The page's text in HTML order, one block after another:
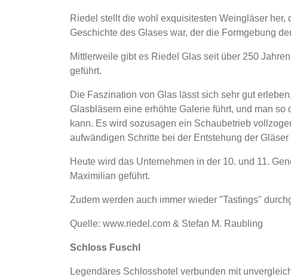
Riedel stellt die wohl exquisitesten Weingläser
Geschichte des Glases war, der die Formgebung
Mittlerweile gibt es Riedel Glas seit über 250
geführt.
Die Faszination von Glas lässt sich sehr gut
Glasbläsern eine erhöhte Galerie führt, und man
kann. Es wird sozusagen ein Schaubetrieb
aufwändigen Schritte bei der Entstehung der
Heute wird das Unternehmen in der 10. und 11.
Maximilian geführt.
Zudem werden auch immer wieder "Tastings"
Quelle: www.riedel.com & Stefan M. Raubling
Schloss Fuschl
Legendäres Schlosshotel verbunden mit